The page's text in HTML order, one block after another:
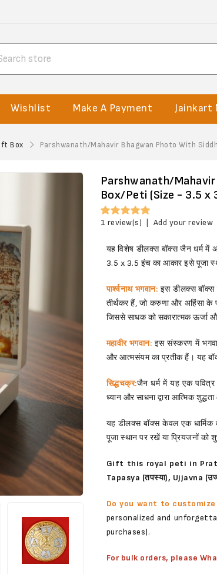
Wishlist Make A Payment Jainkart
Box Parshwanath/Mahavir Bhagwan Photo With
Parshwanath/
Box/Peti (Size - 3.5 x
1 review(s) Add your review
यह विशेष डीलक्स बॉक्स जैन धर्म में
3.5 x 3.5 इंच का आकार इसे पूजा
पार्श्वनाथ भगवान: इस डीलक्स बॉक्स
तीर्थंकर हैं, जो करुणा और अहिंसा के
जिससे साधक को सकारात्मक ऊर्जा
महावीर भगवान: इस संस्करण में
और आत्मसंयम का प्रतीक हैं। यह
सिद्धचक्र:जैन धर्म में यह एक पवित्र
ध्यान और साधना द्वारा आत्मिक
यह डीलक्स बॉक्स केवल एक धार्मिक
पूजा स्थान पर रखें या प्रियजनों को
Gift this royal peti in
Tapasya (तपस्या), Ujjavna
Do you want to
personalized and
purchases).
For bulk orders, please